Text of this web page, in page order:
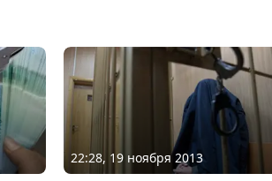
22:28, 19 ноября 2013